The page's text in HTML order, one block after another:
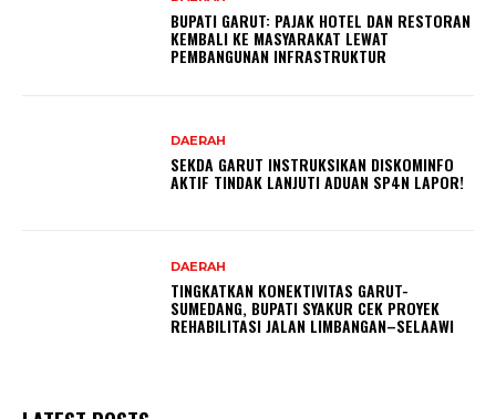
BUPATI GARUT: PAJAK HOTEL DAN RESTORAN
KEMBALI KE MASYARAKAT LEWAT
PEMBANGUNAN INFRASTRUKTUR
DAERAH
SEKDA GARUT INSTRUKSIKAN DISKOMINFO
AKTIF TINDAK LANJUTI ADUAN SP4N LAPOR!
DAERAH
TINGKATKAN KONEKTIVITAS GARUT-
SUMEDANG, BUPATI SYAKUR CEK PROYEK
REHABILITASI JALAN LIMBANGAN–SELAAWI